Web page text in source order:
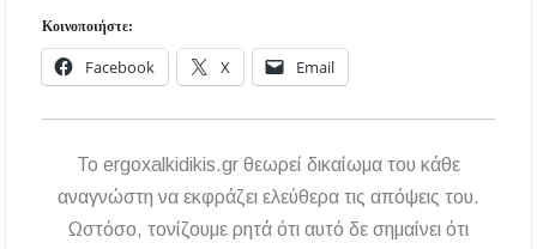
Κοινοποιήστε:
Facebook X Email
To ergoxalkidikis.gr θεωρεί δικαίωμα του κάθε
αναγνώστη να εκφράζει ελεύθερα τις απόψεις του.
Ωστόσο, τονίζουμε ρητά ότι αυτό δε σημαίνει ότι